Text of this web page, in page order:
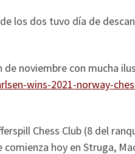
los dos tuvo día de
noviembre con mucha
wins-2021-norway-
Chess Club (8 del
comienza hoy en Struga,